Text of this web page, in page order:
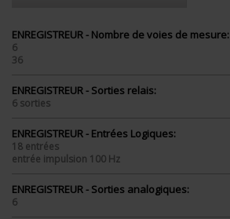
ENREGISTREUR - Nombre de voies de mesure:
6
36
ENREGISTREUR - Sorties relais:
6 sorties
ENREGISTREUR - Entrées Logiques:
18 entrées
entrée impulsion 100 Hz
ENREGISTREUR - Sorties analogiques:
6